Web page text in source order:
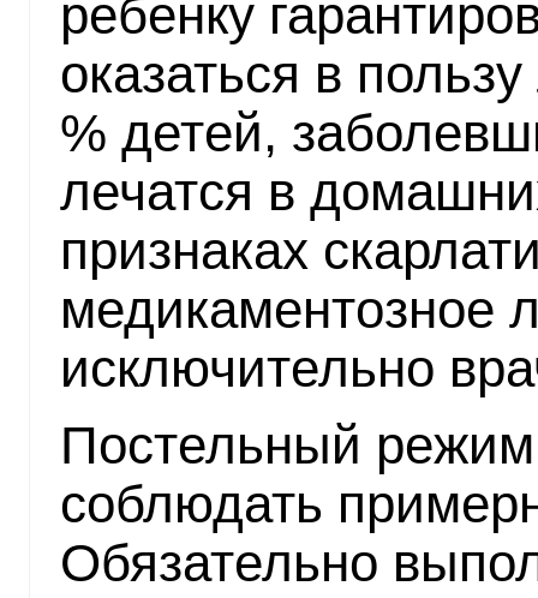
ребенку
оказаться в
% детей,
лечатся в
признаках
медикаментозное
исключительно
Постельный
соблюдать
Обязательно